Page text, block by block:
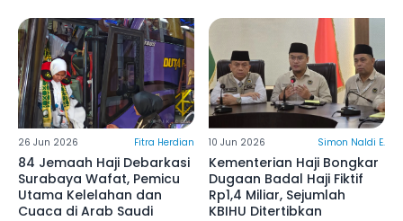
26 Jun 2026 Fitra Herdian
84 Jemaah Haji Debarkasi
Surabaya Wafat, Pemicu
Utama Kelelahan dan
Cuaca di Arab Saudi
10 Jun 2026 Simon Naldi E.
Kementerian Haji Bongkar
Dugaan Badal Haji Fiktif
Rp1,4 Miliar, Sejumlah
KBIHU Ditertibkan